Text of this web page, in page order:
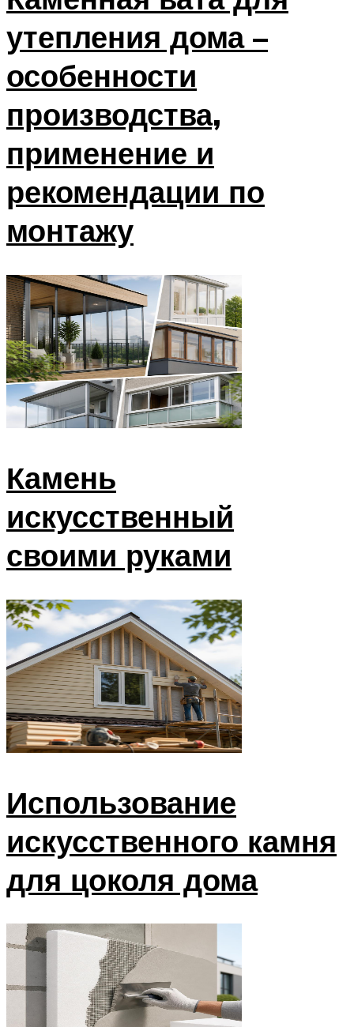
утепления дома –
особенности
производства,
применение и
рекомендации по
монтажу
Камень
искусственный
своими руками
Использование
искусственного камня
для цоколя дома